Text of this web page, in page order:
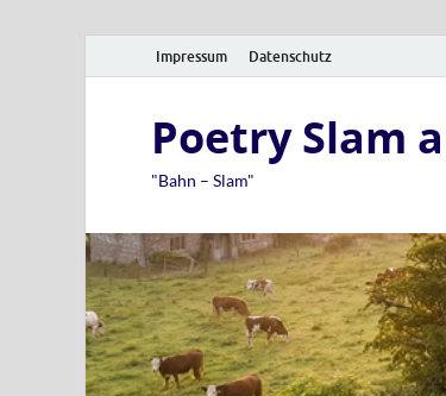
Impressum Datenschutz
Poetry Slam
"Bahn – Slam"